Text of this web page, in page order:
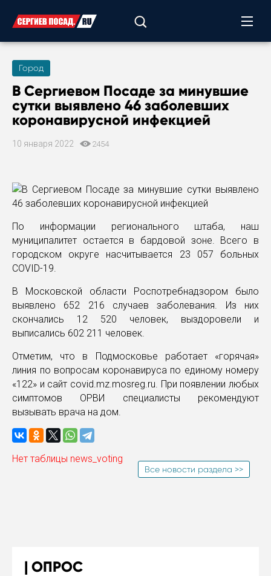
Город
В Сергиевом Посаде за минувшие
сутки выявлено 46 заболевших
коронавирусной инфекцией
10 января 2022 2454
По информации регионального штаба, наш
муниципалитет остается в бардовой зоне. Всего в
городском округе насчитывается 23 057 больных
COVID-19.
В Московской области Роспотребнадзором было
выявлено 652 216 случаев заболевания. Из них
скончались 12 520 человек, выздоровели и
выписались 602 211 человек.
Отметим, что в Подмосковье работает «горячая»
линия по вопросам коронавируса по единому номеру
«122» и сайт covid.mz.mosreg.ru. При появлении любых
симптомов ОРВИ специалисты рекомендуют
вызывать врача на дом.
Нет таблицы news_voting
Все новости раздела >>
ОПРОС